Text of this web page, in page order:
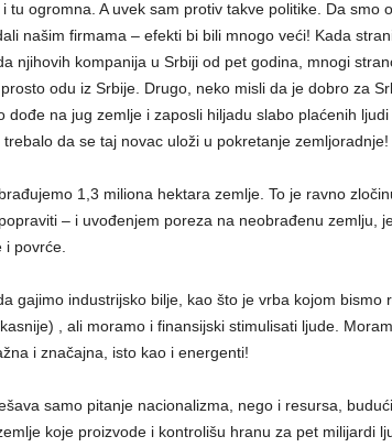
tu ogromna. A uvek sam protiv takve politike. Da smo
našim firmama – efekti bi bili mnogo veći! Kada
njihovih kompanija u Srbiji od pet godina, mnogi
odu iz Srbije. Drugo, neko misli da je dobro za
dođe na jug zemlje i zaposli hiljadu slabo plaćenih
trebalo da se taj novac uloži u pokretanje zemljoradnje!
1,3 miliona hektara zemlje. To je ravno
– i uvođenjem poreza na neobrađenu zemlju,
i povrće.
gajimo industrijsko bilje, kao što je vrba kojom bismo
, ali moramo i finansijski stimulisati ljude.
i značajna, isto kao i energenti!
samo pitanje nacionalizma, nego i resursa,
koje proizvode i kontrolišu hranu za pet milijardi